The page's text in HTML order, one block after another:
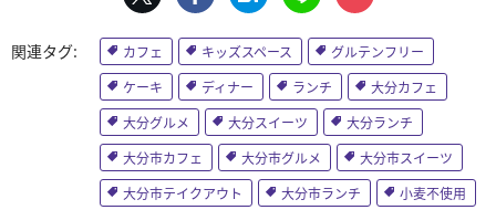
カフェ キッズスペース
グルテンフリー
ケーキ
ディナー ランチ
大分カフェ
大分グルメ
大分スイーツ
大分ランチ
大分市カフェ
大分市グルメ
大分市スイーツ
大分市テイクアウト
大分市ランチ
小麦不使用